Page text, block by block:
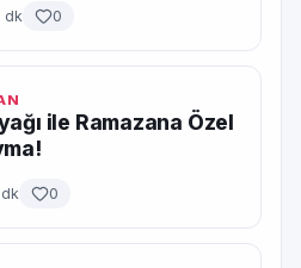
dk 0
ile Ramazana Özel
0